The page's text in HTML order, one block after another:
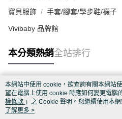
寶貝服飾 手套/腳套/學步鞋/襪子
Vivibaby 品牌館
本分類熱銷全站排行
熱門標籤
本網站中使用 cookie，欲查詢有關本網站
望在電腦上使用 cookie 時應如何變更電腦
權條款 」之 Cookie 聲明。您繼續使用本
用條款之 Cookie 聲明使用 cookie。
了解更多 >